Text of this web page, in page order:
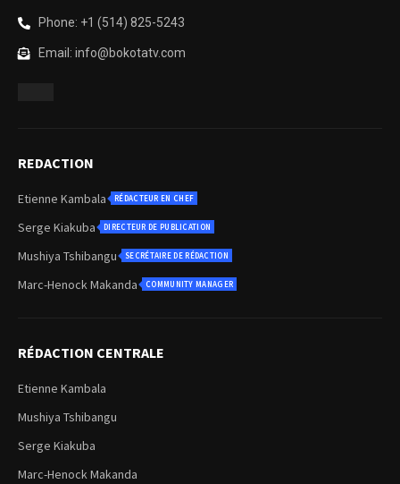
Phone: +1 (514) 825-5243
Email: info@bokotatv.com
REDACTION
Etienne Kambala RÉDACTEUR EN CHEF
Serge Kiakuba DIRECTEUR DE PUBLICATION
Mushiya Tshibangu SECRÉTAIRE DE RÉDACTION
Marc-Henock Makanda COMMUNITY MANAGER
RÉDACTION CENTRALE
Etienne Kambala
Mushiya Tshibangu
Serge Kiakuba
Marc-Henock Makanda